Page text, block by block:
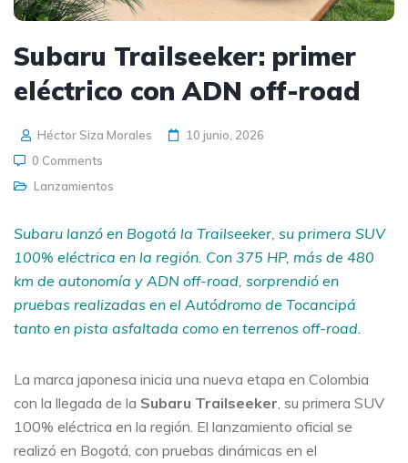
Subaru Trailseeker: primer
eléctrico con ADN off-road
Héctor Siza Morales
10 junio, 2026
0 Comments
Lanzamientos
Subaru lanzó en Bogotá la Trailseeker, su primera SUV
100% eléctrica en la región. Con 375 HP, más de 480
km de autonomía y ADN off-road, sorprendió en
pruebas realizadas en el Autódromo de Tocancipá
tanto en pista asfaltada como en terrenos off-road.
La marca japonesa inicia una nueva etapa en Colombia
con la llegada de la Subaru Trailseeker , su primera SUV
100% eléctrica en la región. El lanzamiento oficial se
realizó en Bogotá, con pruebas dinámicas en el